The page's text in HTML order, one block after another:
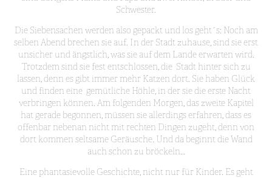
Schwester.
Die Siebensachen werden also gepackt und los geht´s: Noch am
selben Abend brechen sie auf. In der Stadt zuhause, sind sie erst
unsicher und ängstlich, was sie auf dem Lande erwarten wird.
Trotzdem sind sie fest entschlossen, die Stadt hinter sich zu
lassen, denn es gibt immer mehr Katzen dort. Sie haben Glück
und finden eine gemütliche Höhle, in der sie die erste Nacht
verbringen können. Am folgenden Morgen, das zweite Kapitel
hat gerade begonnen, müssen sie allerdings erfahren, dass es
offenbar nebenan nicht mit rechten Dingen zugeht, denn von
dort kommen seltsame Geräusche. Und da beginnt die Wand
auch schon zu bröckeln…
Eine phantasievolle Geschichte, nicht nur für Kinder. Es geht